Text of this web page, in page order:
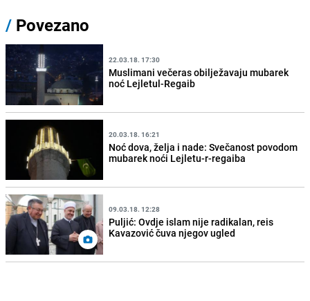
/ Povezano
22.03.18. 17:30
Muslimani večeras obilježavaju mubarek
noć Lejletul-Regaib
20.03.18. 16:21
Noć dova, želja i nade: Svečanost povodom
mubarek noći Lejletu-r-regaiba
09.03.18. 12:28
Puljić: Ovdje islam nije radikalan, reis
Kavazović čuva njegov ugled